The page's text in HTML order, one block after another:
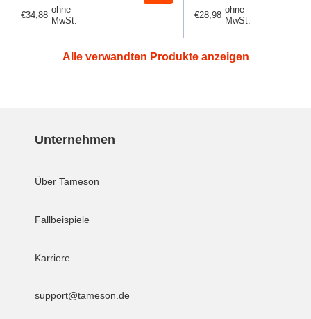
Regulärer
€34,88
ohne
MwSt.
Regulärer
€28,98
ohne
MwSt.
Alle verwandten Produkte anzeigen
Unternehmen
Über Tameson
Fallbeispiele
Karriere
support@tameson.de